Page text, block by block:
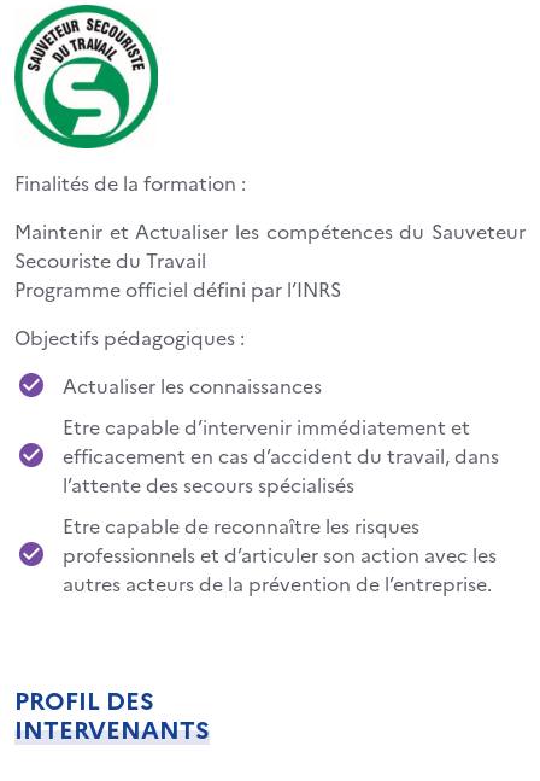
Finalités de la formation :
Maintenir et Actualiser les compétences du Sauveteur
Secouriste du Travail
Programme officiel défini par l’INRS
Objectifs pédagogiques :
Actualiser les connaissances
Etre capable d’intervenir immédiatement et
efficacement en cas d’accident du travail, dans
l’attente des secours spécialisés
Etre capable de reconnaître les risques
professionnels et d’articuler son action avec les
autres acteurs de la prévention de l’entreprise.
PROFIL DES
INTERVENANTS